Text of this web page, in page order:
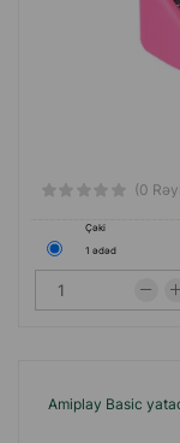
(0
Çəki
1 ədəd
Amiplay Basic